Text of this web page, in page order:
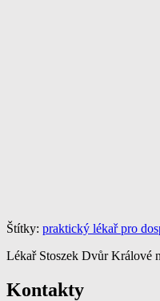
Štítky: praktický lékař pro
Lékař Stoszek Dvůr Králové
Kontakty